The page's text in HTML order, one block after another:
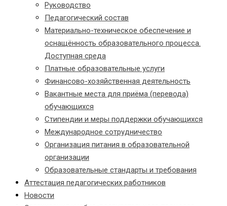
Руководство
Педагогический состав
Материально-техническое обеспечение и
оснащённость образовательного процесса.
Доступная среда
Платные образовательные услуги
Финансово-хозяйственная деятельность
Вакантные места для приёма (перевода)
обучающихся
Стипендии и меры поддержки обучающихся
Международное сотрудничество
Организация питания в образовательной
организации
Образовательные стандарты и требования
Аттестация педагогических работников
Новости